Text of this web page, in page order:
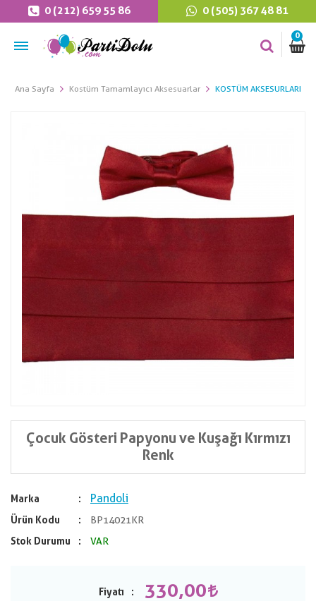
0 (212) 659 55 86 0 (505) 367 48 81
0
Ana Sayfa Kostüm Tamamlayıcı Aksesuarlar KOSTÜM AKSESURLARI
Çocuk Gösteri Papyonu ve Kuşağı Kırmızı
Renk
Marka Pandoli
Ürün Kodu
BP14021KR
Stok Durumu
VAR
Fiyatı 330,00